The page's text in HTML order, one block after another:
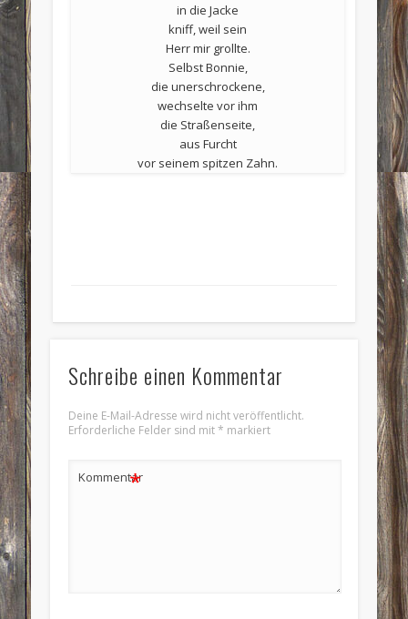
in die Jacke
kniff, weil sein
Herr mir grollte.
Selbst Bonnie,
die unerschrockene,
wechselte vor ihm
die Straßenseite,
aus Furcht
vor seinem spitzen Zahn.
Schreibe einen Kommentar
Deine E-Mail-Adresse wird nicht veröffentlicht.
Erforderliche Felder sind mit* markiert
Kommentar
*